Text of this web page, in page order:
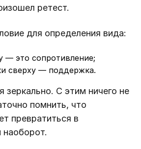
ретест.
для определения вида:
― это сопротивление;
сверху ― поддержка.
зеркально. С этим ничего не
помнить, что
превратиться в
наоборот.